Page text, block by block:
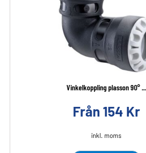
Vinkelkoppling plasson 90° ...
Från 154 Kr
inkl. moms